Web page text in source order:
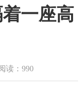
一座高
读：990